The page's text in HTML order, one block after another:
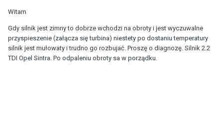
Witam
Gdy silnik jest zimny to dobrze wchodzi na obroty i jest wyczuwalne
przyspieszenie (załącza się turbina) niestety po dostaniu temperatury
silnik jest mułowaty i trudno go rozbujać. Proszę o diagnozę. Silnik 2.2
TDI Opel Sintra. Po odpaleniu obroty sa w porządku.